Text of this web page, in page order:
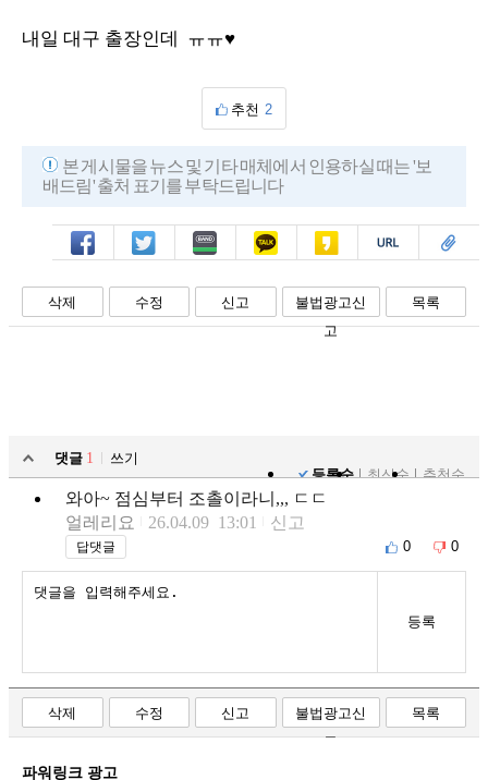
내일 대구 출장인데 ㅠㅠ♥
추천 2
본 게시물을 뉴스 및 기타 매체에서 인용하실 때는 '보
배드림' 출처 표기를 부탁드립니다
페북 트윗 밴드 카톡 카스 복사 스크랩
삭제 수정 신고
불법광고신
고
목록
댓글 1
쓰기
등록순
최신순 추천순
와아~ 점심부터 조촐이라니,,, ㄷㄷ
얼레리요
26.04.09 13:01 신고
답댓글 0 0
등록
삭제 수정 신고
불법광고신
고
목록
파워링크 광고